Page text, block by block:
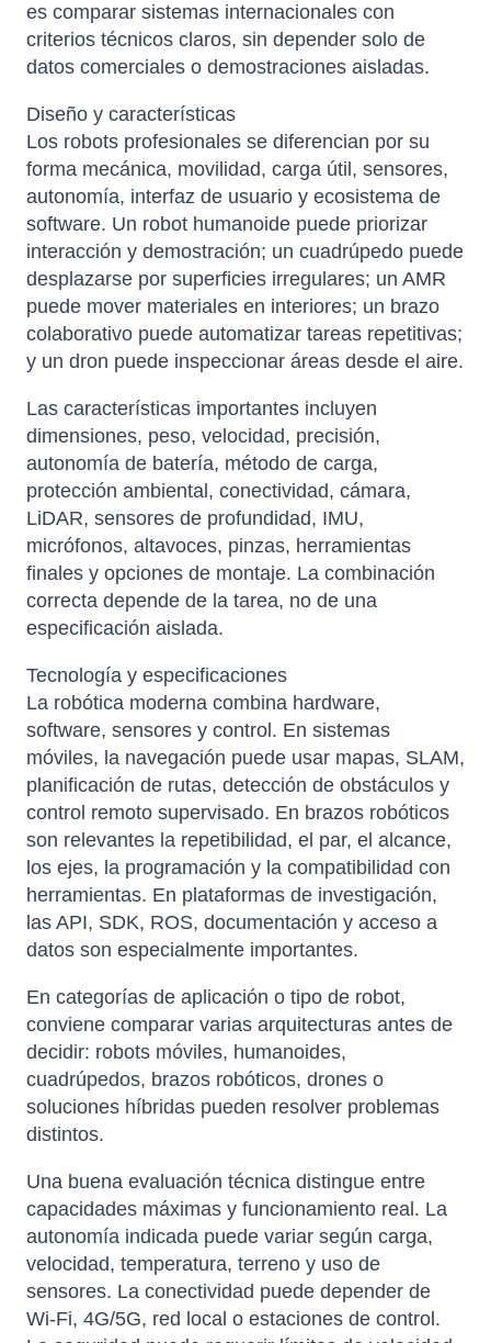
es comparar sistemas internacionales con
criterios técnicos claros, sin depender solo de
datos comerciales o demostraciones aisladas.
Diseño y características
Los robots profesionales se diferencian por su
forma mecánica, movilidad, carga útil, sensores,
autonomía, interfaz de usuario y ecosistema de
software. Un robot humanoide puede priorizar
interacción y demostración; un cuadrúpedo puede
desplazarse por superficies irregulares; un AMR
puede mover materiales en interiores; un brazo
colaborativo puede automatizar tareas repetitivas;
y un dron puede inspeccionar áreas desde el aire.
Las características importantes incluyen
dimensiones, peso, velocidad, precisión,
autonomía de batería, método de carga,
protección ambiental, conectividad, cámara,
LiDAR, sensores de profundidad, IMU,
micrófonos, altavoces, pinzas, herramientas
finales y opciones de montaje. La combinación
correcta depende de la tarea, no de una
especificación aislada.
Tecnología y especificaciones
La robótica moderna combina hardware,
software, sensores y control. En sistemas
móviles, la navegación puede usar mapas, SLAM,
planificación de rutas, detección de obstáculos y
control remoto supervisado. En brazos robóticos
son relevantes la repetibilidad, el par, el alcance,
los ejes, la programación y la compatibilidad con
herramientas. En plataformas de investigación,
las API, SDK, ROS, documentación y acceso a
datos son especialmente importantes.
En categorías de aplicación o tipo de robot,
conviene comparar varias arquitecturas antes de
decidir: robots móviles, humanoides,
cuadrúpedos, brazos robóticos, drones o
soluciones híbridas pueden resolver problemas
distintos.
Una buena evaluación técnica distingue entre
capacidades máximas y funcionamiento real. La
autonomía indicada puede variar según carga,
velocidad, temperatura, terreno y uso de
sensores. La conectividad puede depender de
Wi-Fi, 4G/5G, red local o estaciones de control.